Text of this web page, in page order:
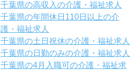
千葉県の高収入の介護・福祉求人
千葉県の年間休日110日以上の介
護・福祉求人
千葉県の土日祝休の介護・福祉求人
千葉県の日勤のみの介護・福祉求人
千葉県の4月入職可の介護・福祉求